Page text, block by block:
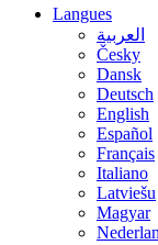
Langues
العربية
Česky
Dansk
Deutsch
English
Español
Français
Italiano
Latviešu
Magyar